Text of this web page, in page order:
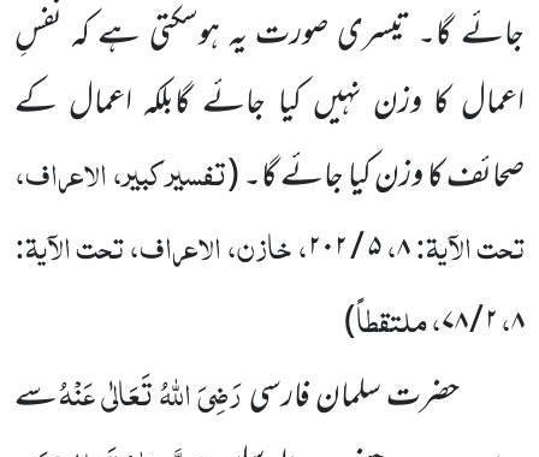
جائے گا۔ تیسری صورت یہ ہوسکتی ہے کہ نفسِ
اعمال کا وزن نہیں کیا جائے گابلکہ اعمال کے
صحائف کا وزن کیا جائے گا۔(تفسیر کبیر، الاعراف،
تحت الآیۃ:۸،۵ / ۲۰۲ ، خازن، الاعراف، تحت الآیۃ:
۸،۲ / ۷۸ ، ملتقطاً)
حضرت سلمان فارسیرَضِیَ اللہُ تَعَالٰی عَنْہُسے